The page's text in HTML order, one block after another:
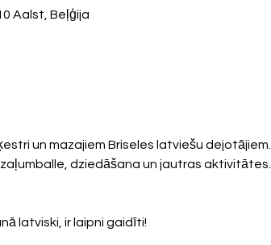
Aalst, Beļģija
un mazajiem Briseles latviešu dejotājiem.
dziedāšana un jautras aktivitātes.
latviski, ir laipni gaidīti!